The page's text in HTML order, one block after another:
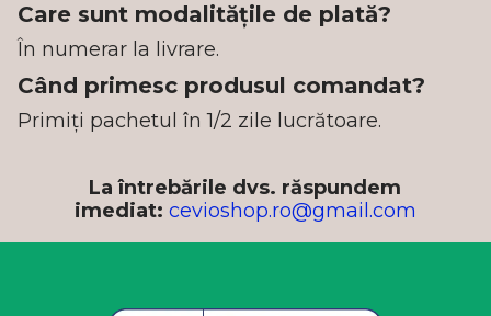
Care sunt modalitățile de plată?
În numerar la livrare.
Când primesc produsul comandat?
Primiți pachetul în 1/2 zile lucrătoare.
La întrebările dvs. răspundem
imediat: cevioshop.ro@gmail.com